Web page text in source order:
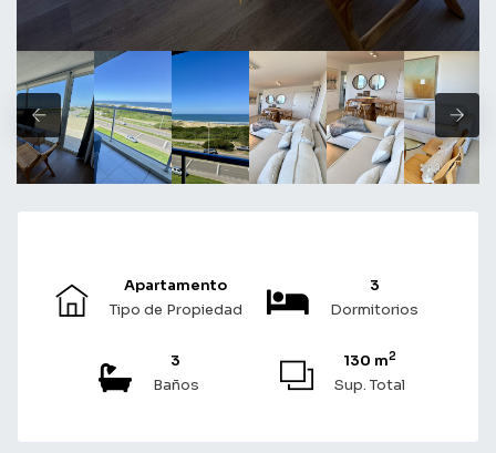
Apartamento
Tipo de Propiedad
3
Dormitorios
3
Baños
130 m2
Sup. Total